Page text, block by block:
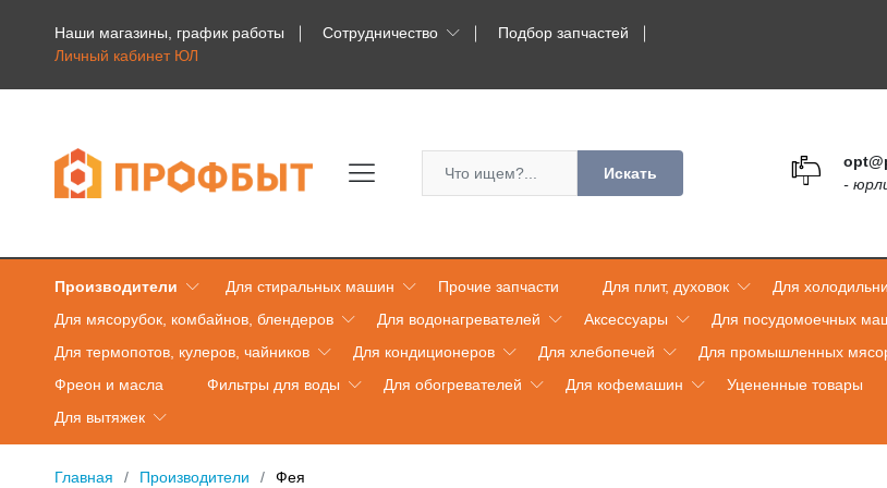
Наши магазины, график работы Сотрудничество
Подбор запчастей
Личный кабинет ЮЛ
Искать
-
Производители Для стиральных машин Прочие запчасти Для плит, духовок Для
Для мясорубок, комбайнов, блендеров
Для водонагревателей Аксессуары Для посудомоечных
Для термопотов, кулеров, чайников
Для кондиционеров Для хлебопечей Для промышленных
Фреон и масла
Фильтры для воды Для обогревателей Для кофемашин Уцененные товары
Для вытяжек
Главная Производители Фея